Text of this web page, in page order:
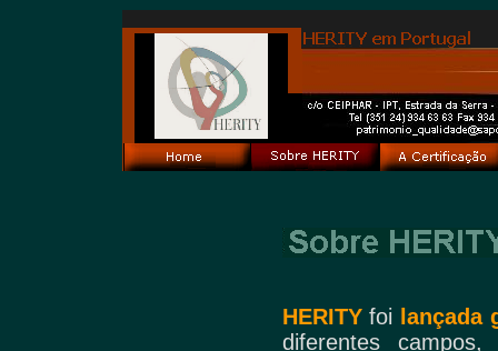
HERITYfoi lançada
diferentes